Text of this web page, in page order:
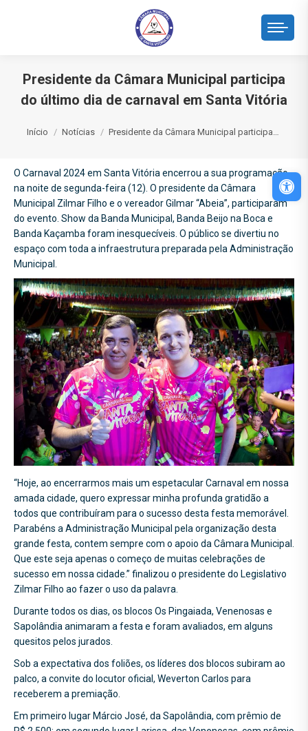
Presidente da Câmara Municipal participa
do último dia de carnaval em Santa Vitória
Início Notícias Presidente da Câmara Municipal participa…
O Carnaval 2024 em Santa Vitória encerrou a sua programação,
na noite de segunda-feira (12). O presidente da Câmara
Municipal Zilmar Filho e o vereador Gilmar “Abeia”, participaram
do evento. Show da Banda Municipal, Banda Beijo na Boca e
Banda Kaçamba foram inesquecíveis. O público se divertiu no
espaço com toda a infraestrutura preparada pela Administração
Municipal.
“Hoje, ao encerrarmos mais um espetacular Carnaval em nossa
amada cidade, quero expressar minha profunda gratidão a
todos que contribuíram para o sucesso desta festa memorável.
Parabéns a Administração Municipal pela organização desta
grande festa, contem sempre com o apoio da Câmara Municipal.
Que este seja apenas o começo de muitas celebrações de
sucesso em nossa cidade.” finalizou o presidente do Legislativo
Zilmar Filho ao fazer o uso da palavra.
Durante todos os dias, os blocos Os Pingaiada, Venenosas e
Sapolândia animaram a festa e foram avaliados, em alguns
quesitos pelos jurados.
Sob a expectativa dos foliões, os líderes dos blocos subiram ao
palco, a convite do locutor oficial, Weverton Carlos para
receberem a premiação.
Em primeiro lugar Márcio José, da Sapolândia, com prêmio de